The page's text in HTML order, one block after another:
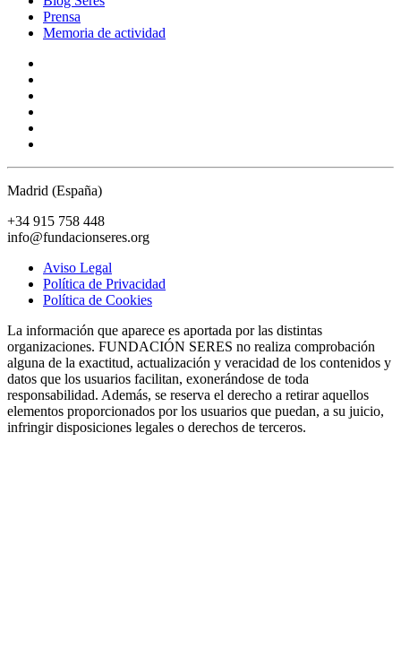
Prensa
Memoria de actividad
Madrid (España)
+34 915 758 448
info@fundacionseres.org
Aviso Legal
Política de Privacidad
Política de Cookies
La información que aparece es aportada por las distintas
organizaciones. FUNDACIÓN SERES no realiza comprobación
alguna de la exactitud, actualización y veracidad de los contenidos y
datos que los usuarios facilitan, exonerándose de toda
responsabilidad. Además, se reserva el derecho a retirar aquellos
elementos proporcionados por los usuarios que puedan, a su juicio,
infringir disposiciones legales o derechos de terceros.